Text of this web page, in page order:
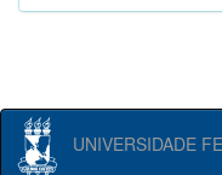
UNIVERSIDADE